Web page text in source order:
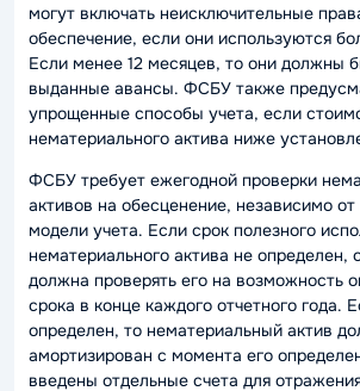
могут включать неисключительные
обеспечение, если они используются
Если менее 12 месяцев, то они должны
выданные авансы. ФСБУ также
упрощенные способы учета, если
нематериального актива ниже
ФСБУ требует ежегодной проверки
активов на обесценение, независимо
модели учета. Если срок полезного
нематериального актива не определен,
должна проверять его на возможность
срока в конце каждого отчетного года.
определен, то нематериальный актив
амортизирован с момента его
введены отдельные счета для